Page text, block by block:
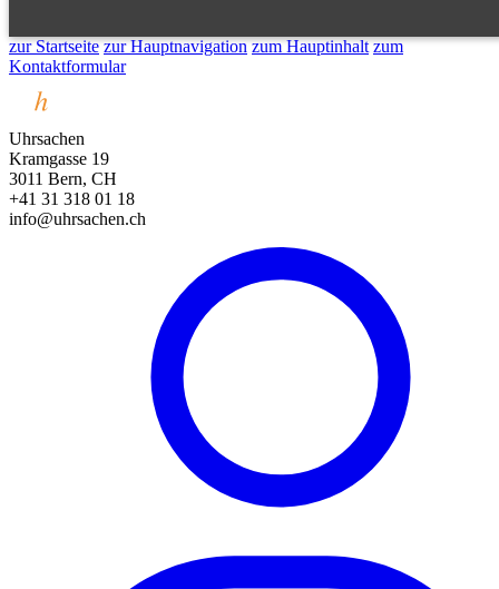
zur Startseite zur Hauptnavigation zum Hauptinhalt zum
Kontaktformular
Uhrsachen
Kramgasse 19
3011 Bern, CH
+41 31 318 01 18
info@uhrsachen.ch